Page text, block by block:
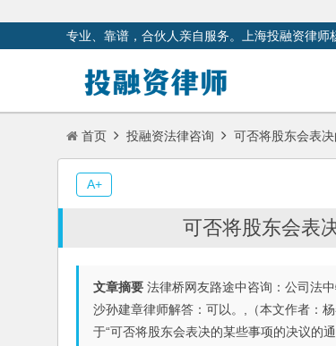
专业、靠谱，合伙人亲自服务。上海投融资律师
首页 投融资法律咨询 可否将股东会表
可否将股东会表
文章摘要 法律桥网友路途中咨询：公司法
沙孙建章律师解答：可以。,（本文作者：
于“可否将股东会表决的某些事项的决议的
A+